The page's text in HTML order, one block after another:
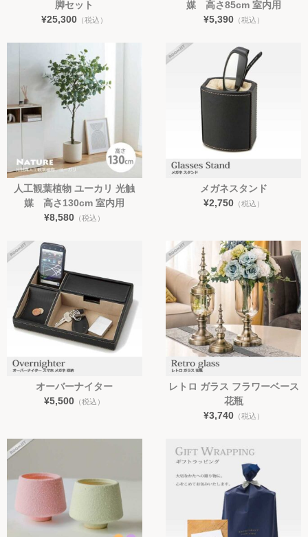
脚セット
¥25,300 （税込）
媒 高さ85cm 室内用
¥5,390（税込）
人工観葉植物 ユーカリ 光触
媒 高さ130cm 室内用
¥8,580 （税込）
メガネスタンド
¥2,750（税込）
オーバーナイター
¥5,500 （税込）
レトロ ガラス フラワーベース
花瓶
¥3,740（税込）